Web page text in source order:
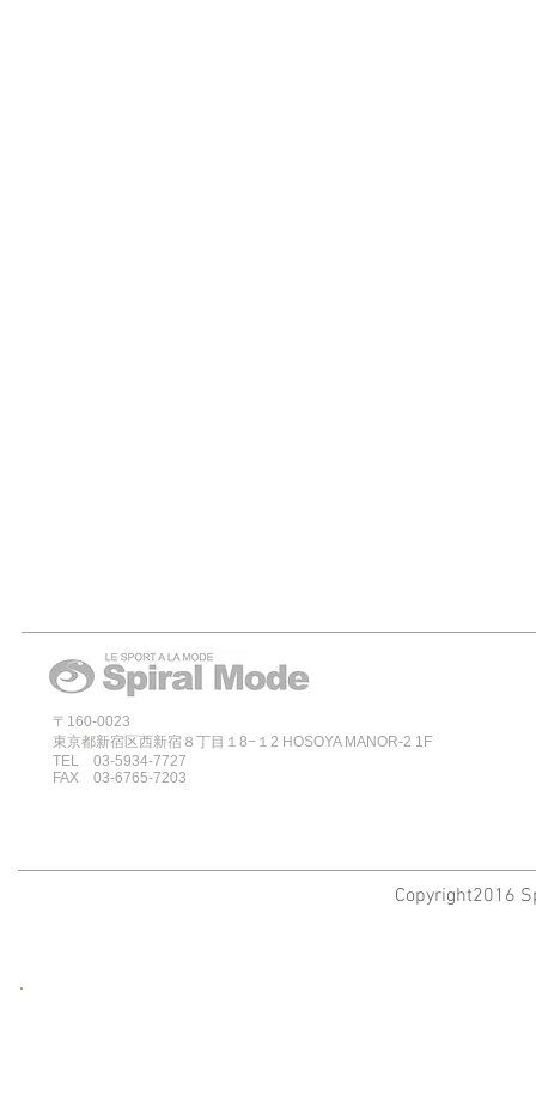
〒160-0023
東京都新宿区西新宿８丁目１8−１2 HOSOYA MANOR-2 1F
TEL 03-5934-7727
FAX 03-6765-7203
Copyright2016